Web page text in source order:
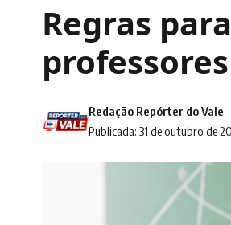
Regras
Publicada: 31 de outubro de
Redação Repórter do Vale